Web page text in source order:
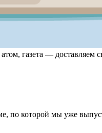
атом, газета —
по которой мы уже